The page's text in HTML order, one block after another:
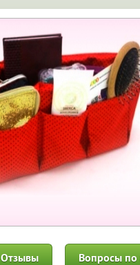
Отзывы Вопросы по